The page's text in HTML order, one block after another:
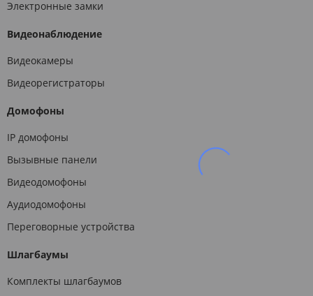
Электронные замки
Видеонаблюдение
Видеокамеры
Видеорегистраторы
Домофоны
IP домофоны
Вызывные панели
Видеодомофоны
Аудиодомофоны
Переговорные устройства
Шлагбаумы
Комплекты шлагбаумов